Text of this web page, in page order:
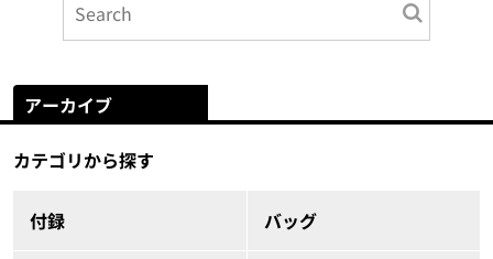
アーカイブ
カテゴリから探す
付録 バッグ